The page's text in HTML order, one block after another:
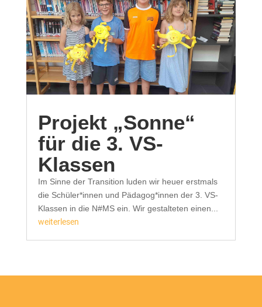
Projekt „Sonne“
für die 3. VS-
Klassen
Im Sinne der Transition luden wir heuer erstmals
die Schüler*innen und Pädagog*innen der 3. VS-
Klassen in die N#MS ein. Wir gestalteten einen...
weiterlesen